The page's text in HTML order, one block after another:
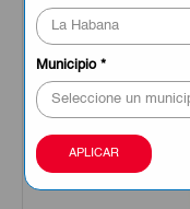
Municipio*
APLICAR